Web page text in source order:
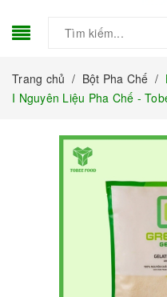
Trang chủ / Bột Pha Chế /
I Nguyên Liệu Pha Chế -